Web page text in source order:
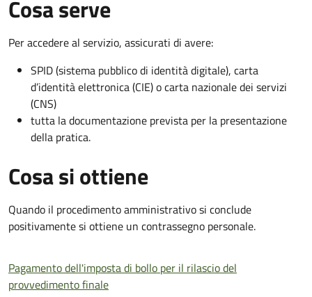
Cosa serve
Per accedere al servizio, assicurati di avere:
SPID (sistema pubblico di identità digitale), carta
d’identità elettronica (CIE) o carta nazionale dei servizi
(CNS)
tutta la documentazione prevista per la presentazione
della pratica.
Cosa si ottiene
Quando il procedimento amministrativo si conclude
positivamente si ottiene un contrassegno personale.
Pagamento dell'imposta di bollo per il rilascio del
provvedimento finale